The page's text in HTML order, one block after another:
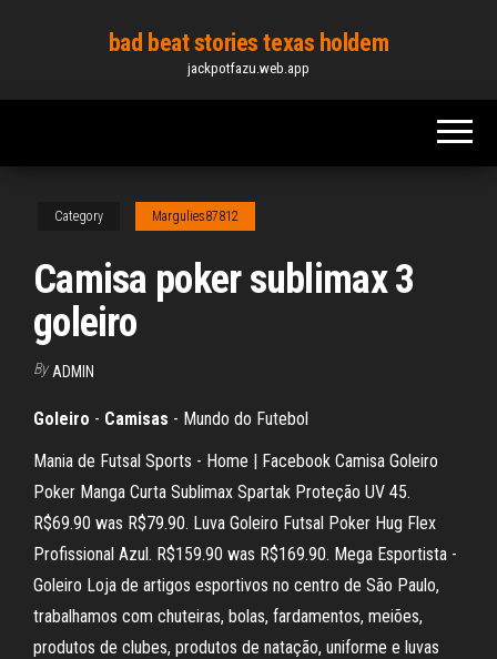
content
bad beat stories texas holdem
jackpotfazu.web.app
Category Margulies87812
Camisa poker sublimax 3
goleiro
By ADMIN
Goleiro - Camisas - Mundo do Futebol
Mania de Futsal Sports - Home | Facebook Camisa Goleiro
Poker Manga Curta Sublimax Spartak Proteção UV 45.
R$69.90 was R$79.90. Luva Goleiro Futsal Poker Hug Flex
Profissional Azul. R$159.90 was R$169.90. Mega Esportista -
Goleiro Loja de artigos esportivos no centro de São Paulo,
trabalhamos com chuteiras, bolas, fardamentos, meiões,
produtos de clubes, produtos de natação, uniforme e luvas